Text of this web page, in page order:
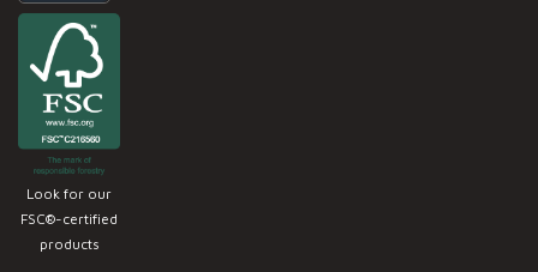
Look for our
FSC®-certified
products